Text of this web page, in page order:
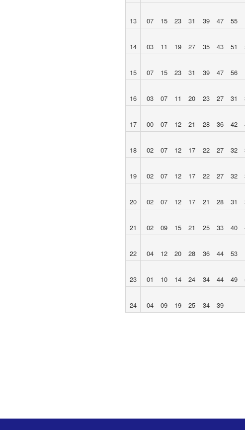
13 07 15 23 31 39 47 55
14 03 11 19 27 35 43 51
15 07 15 23 31 39 47 56
16 03 07 11 20 23 27 31
17 00 07 12 21 28 36 42
18 02 07 12 17 22 27 32
19 02 07 12 17 22 27 32
20 02 07 12 17 21 28 31
21 02 09 15 21 25 33 40
22 04 12 20 28 36 44 53
23 01 10 14 24 34 44 49
24 04 09 19 25 34 39